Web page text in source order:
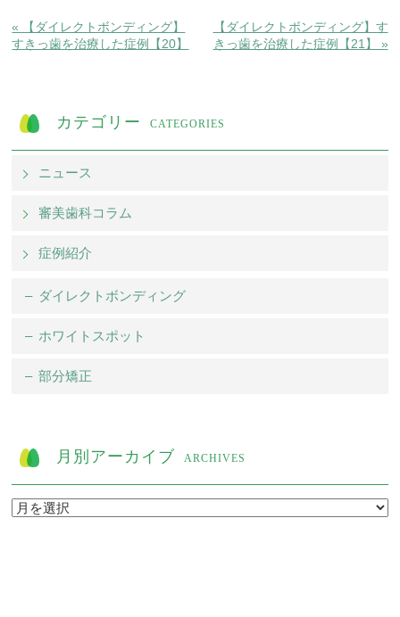
« 【ダイレクトボンディング】
すきっ歯を治療した症例【20】
【ダイレクトボンディング】す
きっ歯を治療した症例【21】 »
カテゴリー CATEGORIES
ニュース
審美歯科コラム
症例紹介
ダイレクトボンディング
ホワイトスポット
部分矯正
月別アーカイブ ARCHIVES